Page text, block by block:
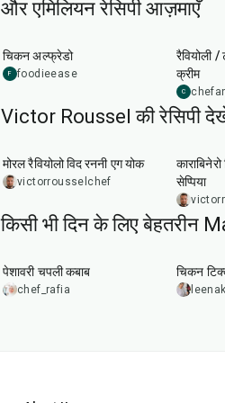
और एमिलियन रेसिपी आज़माएँ
चिकन अल्फ्रेडो
F foodieease
रैवियोली /
क्रीम
C
Victor Roussel की रेसिपी
मोरल रैवियोलो विद रननी एग योक
victorrousselchef
सेप्पिया
किसी भी दिन के लिए बेहतरीन
पेशावरी चपली कबाब
chef_rafia
चिकन